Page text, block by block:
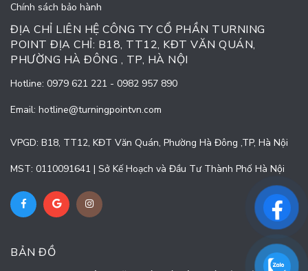
Chính sách bảo hành
ĐỊA CHỈ LIÊN HỆ CÔNG TY CỔ PHẦN TURNING
POINT ĐỊA CHỈ: B18, TT12, KĐT VĂN QUÁN,
PHƯỜNG HÀ ĐÔNG , TP, HÀ NỘI
Hotline: 0979 621 221 - 0982 957 890
Email: hotline@turningpointvn.com
VPGD: B18, TT12, KĐT Văn Quán, Phường Hà Đông ,TP, Hà Nội
MST: 0110091641 | Sở Kế Hoạch và Đầu Tư Thành Phố Hà Nội
BẢN ĐỒ